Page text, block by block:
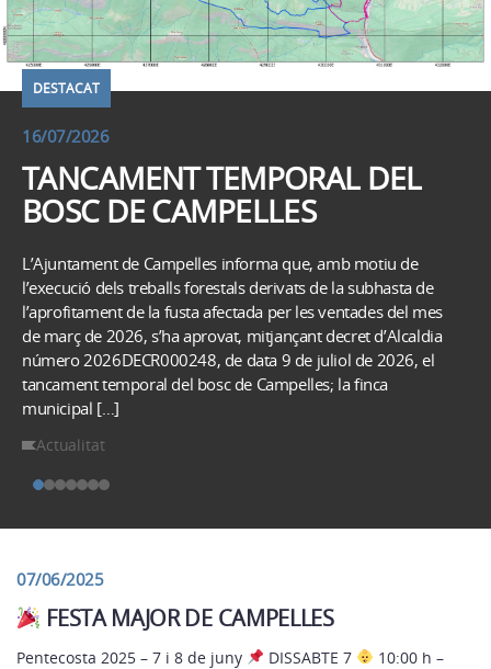
DESTACAT
16/07/2026
TANCAMENT TEMPORAL DEL
BOSC DE CAMPELLES
L’Ajuntament de Campelles informa que, amb motiu de
l’execució dels treballs forestals derivats de la subhasta de
l’aprofitament de la fusta afectada per les ventades del mes
de març de 2026, s’ha aprovat, mitjançant decret d’Alcaldia
número 2026DECR000248, de data 9 de juliol de 2026, el
tancament temporal del bosc de Campelles; la finca
municipal […]
Actualitat
07/06/2025
FESTA MAJOR DE CAMPELLES
Pentecosta 2025 – 7 i 8 de juny DISSABTE 7
10:00 h –